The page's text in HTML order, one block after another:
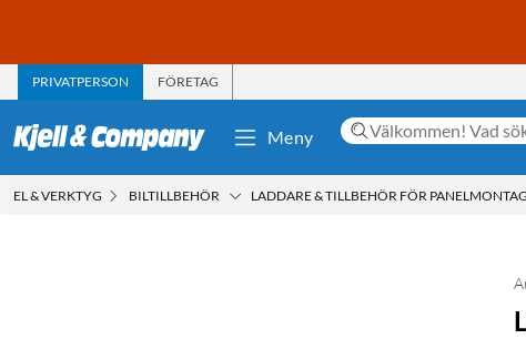
PRIVATPERSON FÖRETAG
Meny
EL & VERKTYG BILTILLBEHÖR LADDARE & TILLBEHÖR FÖR